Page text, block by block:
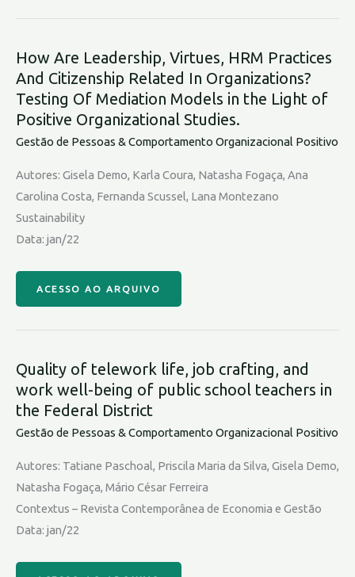
How Are Leadership, Virtues, HRM Practices
And Citizenship Related In Organizations?
Testing Of Mediation Models in the Light of
Positive Organizational Studies.
Gestão de Pessoas & Comportamento Organizacional Positivo
Autores: Gisela Demo, Karla Coura, Natasha Fogaça, Ana
Carolina Costa, Fernanda Scussel, Lana Montezano
Sustainability
Data: jan/22
ACESSO AO ARQUIVO
Quality of telework life, job crafting, and
work well-being of public school teachers in
the Federal District
Gestão de Pessoas & Comportamento Organizacional Positivo
Autores: Tatiane Paschoal, Priscila Maria da Silva, Gisela Demo,
Natasha Fogaça, Mário César Ferreira
Contextus – Revista Contemporânea de Economia e Gestão
Data: jan/22